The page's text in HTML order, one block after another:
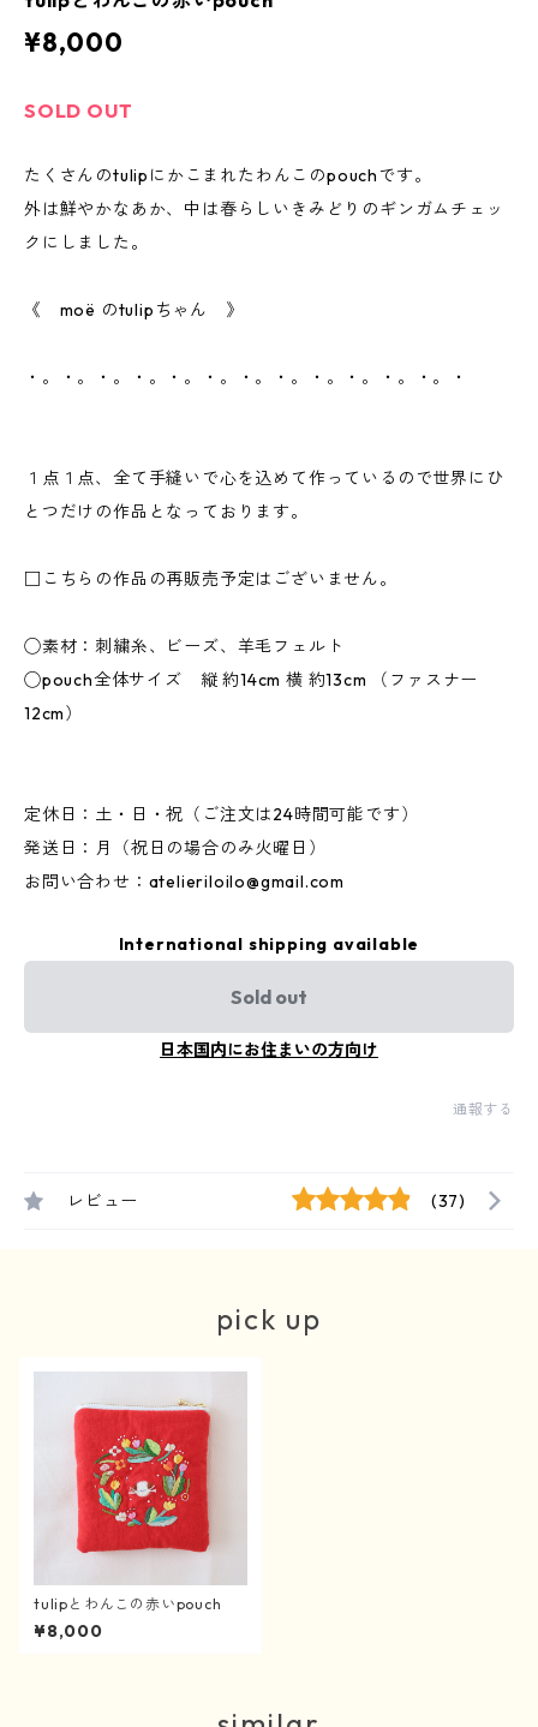
¥8,000
SOLD OUT
たくさんのtulipにかこまれたわんこのpouchです。
外は鮮やかなあか、中は春らしいきみどりのギンガムチェッ
クにしました。
《 moë のtulipちゃん 》
・。・。・。・。・。・。・。・。・。・。・。・。・
１点１点、全て手縫いで心を込めて作っているので世界にひ
とつだけの作品となっております。
□こちらの作品の再販売予定はございません。
◯素材：刺繍糸、ビーズ、羊毛フェルト
◯pouch全体サイズ 縦 約14cm 横 約13cm （ファスナー
12cm）
定休日：土・日・祝（ご注文は24時間可能です）
発送日：月（祝日の場合のみ火曜日）
お問い合わせ： atelieriloilo@gmail.com
International shipping available
Sold out
日本国内にお住まいの方向け
通報する
レビュー (37)
pick up
tulipとわんこの赤いpouch
¥8,000